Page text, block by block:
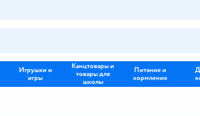
Игрушки и
игры
Канцтовары и
товары для
школы
Питание и
кормление